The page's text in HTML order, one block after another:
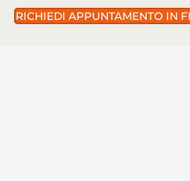
RICHIEDI APPUNTAMENTO IN